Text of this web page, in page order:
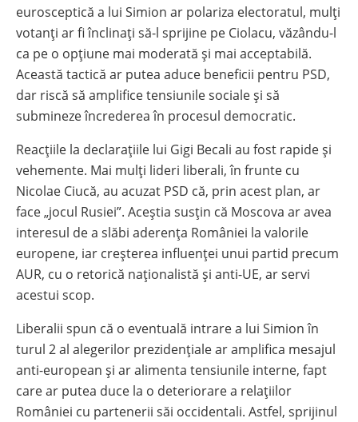
eurosceptică a lui Simion ar polariza electoratul, mulți
votanți ar fi înclinați să-l sprijine pe Ciolacu, văzându-l
ca pe o opțiune mai moderată și mai acceptabilă.
Această tactică ar putea aduce beneficii pentru PSD,
dar riscă să amplifice tensiunile sociale și să
submineze încrederea în procesul democratic.
Reacțiile la declarațiile lui Gigi Becali au fost rapide și
vehemente. Mai mulți lideri liberali, în frunte cu
Nicolae Ciucă, au acuzat PSD că, prin acest plan, ar
face „jocul Rusiei”. Aceștia susțin că Moscova ar avea
interesul de a slăbi aderența României la valorile
europene, iar creșterea influenței unui partid precum
AUR, cu o retorică naționalistă și anti-UE, ar servi
acestui scop.
Liberalii spun că o eventuală intrare a lui Simion în
turul 2 al alegerilor prezidențiale ar amplifica mesajul
anti-european și ar alimenta tensiunile interne, fapt
care ar putea duce la o deteriorare a relațiilor
României cu partenerii săi occidentali. Astfel, sprijinul